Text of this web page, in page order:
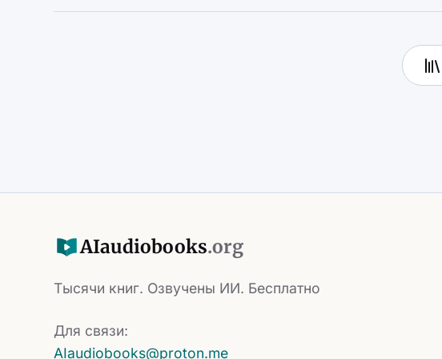
AIaudiobooks.org
Тысячи книг. Озвучены ИИ. Бесплатно
Для связи:
AIaudiobooks@proton.me